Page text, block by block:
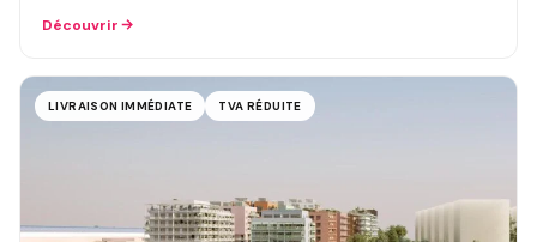
Découvrir
LIVRAISON IMMÉDIATE TVA RÉDUITE